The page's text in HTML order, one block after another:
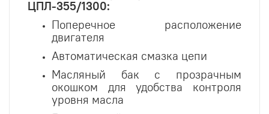
ЦПЛ-355/1300:
Поперечное расположение
двигателя
Автоматическая смазка цепи
Масляный бак с прозрачным
окошком для удобства контроля
уровня масла